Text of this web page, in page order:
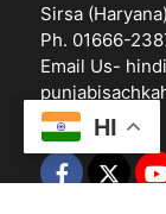
Sirsa
Ph. 01666-
Email Us-
HI